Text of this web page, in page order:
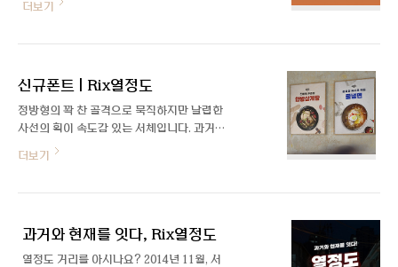
스함과 포근함을 담은 서체입니다. 디노마드
의 일환으로 누구나 제약 없이 사용할 수 있
요 서체 무료로 다운로드하기 폰트는 사랑을
싣고 할머니 방 한편에 켜켜이 쌓여..
서 제작한 이 서체는 여전히 다양한 매체에서
티몬체는 2016년 7월, 국내 이커머스 기업
중 가장 먼저 개발 및 배포된 티몬의 기업전
용서체입니다. 당시에 소비자들의 웅얼거림,
몬소리 캠페인의 일환으로 제작, '몬소리
2020년 11월, '티몬체'로 글꼴 명칭이 변..
더보기
신규폰트 | Rix열정도
정방형의 꽉 찬 골격으로 묵직하지만 날렵한
사선의 획이 속도감 있는 서체입니다. 과거와
현재를 잇는 열정도 거리처럼 상반된 특징이
조화롭게 어우러진 제목용 글꼴입니다.
더보기
과거와 현재를 잇다, Rix열정도
열정도 거리를 아시나요? 2014년 11월, 서